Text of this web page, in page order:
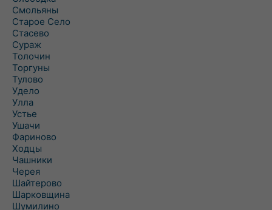
Смольяны
Старое Село
Стасево
Сураж
Толочин
Торгуны
Тулово
Удело
Улла
Устье
Ушачи
Фариново
Ходцы
Чашники
Черея
Шайтерово
Шарковщина
Шумилино